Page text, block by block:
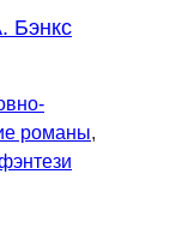
Бэнкс
романы,